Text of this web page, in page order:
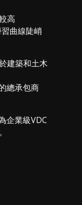
高
曲線陡峭
建築和土木
總承包商
企業級VDC